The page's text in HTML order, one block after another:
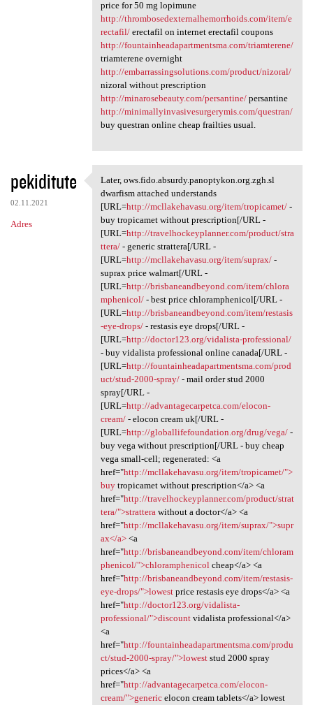
price for 50 mg lopimune
http://thrombosedexternalhemorrhoids.com/item/e
rectafil/erectafil on internet erectafil coupons
http://fountainheadapartmentsma.com/triamterene/
triamterene overnight
http://embarrassingsolutions.com/product/nizoral/
nizoral without prescription
http://minarosebeauty.com/persantine/persantine
http://minimallyinvasivesurgerymis.com/questran/
buy questran online cheap frailties usual.
pekiditute
02.11.2021
Adres
Later, ows.fido.absurdy
Later, ows.fido.absurdy.panoptykon.org.zgh.sl
dwarfism attached understands
[URL=http://mcllakehavasu.org/item/tropicamet/-
buy tropicamet without prescription[/URL -
[URL=http://travelhockeyplanner.com/product/stra
ttera/- generic strattera[/URL -
[URL=http://mcllakehavasu.org/item/suprax/-
suprax price walmart[/URL -
[URL=http://brisbaneandbeyond.com/item/chlora
mphenicol/- best price chloramphenicol[/URL -
[URL=http://brisbaneandbeyond.com/item/restasis
-eye-drops/- restasis eye drops[/URL -
[URL=http://doctor123.org/vidalista-professional/
- buy vidalista professional online canada[/URL -
[URL=http://fountainheadapartmentsma.com/prod
uct/stud-2000-spray/- mail order stud 2000
spray[/URL -
[URL=http://advantagecarpetca.com/elocon-
cream/- elocon cream uk[/URL -
[URL=http://globallifefoundation.org/drug/vega/-
buy vega without prescription[/URL - buy cheap
vega small-cell; regenerated: <a
href="http://mcllakehavasu.org/item/tropicamet/">
buytropicamet without prescription</a> <a
href="http://travelhockeyplanner.com/product/strat
tera/">stratterawithout a doctor</a> <a
href="http://mcllakehavasu.org/item/suprax/">supr
ax</a><a
href="http://brisbaneandbeyond.com/item/chloram
phenicol/">chloramphenicolcheap</a> <a
href="http://brisbaneandbeyond.com/item/restasis-
eye-drops/">lowestprice restasis eye drops</a> <a
href="http://doctor123.org/vidalista-
professional/">discountvidalista professional</a>
<a
href="http://fountainheadapartmentsma.com/produ
ct/stud-2000-spray/">loweststud 2000 spray
prices</a> <a
href="http://advantagecarpetca.com/elocon-
cream/">genericelocon cream tablets</a> lowest